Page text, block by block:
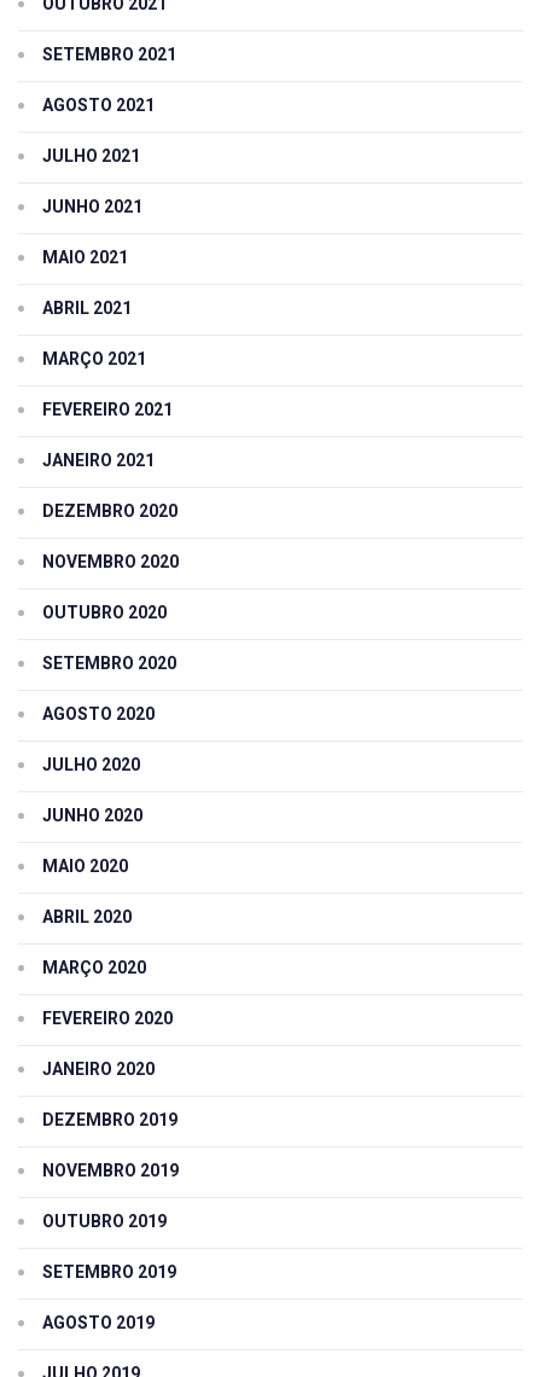
SETEMBRO 2021
AGOSTO 2021
JULHO 2021
JUNHO 2021
MAIO 2021
ABRIL 2021
MARÇO 2021
FEVEREIRO 2021
JANEIRO 2021
DEZEMBRO 2020
NOVEMBRO 2020
OUTUBRO 2020
SETEMBRO 2020
AGOSTO 2020
JULHO 2020
JUNHO 2020
MAIO 2020
ABRIL 2020
MARÇO 2020
FEVEREIRO 2020
JANEIRO 2020
DEZEMBRO 2019
NOVEMBRO 2019
OUTUBRO 2019
SETEMBRO 2019
AGOSTO 2019